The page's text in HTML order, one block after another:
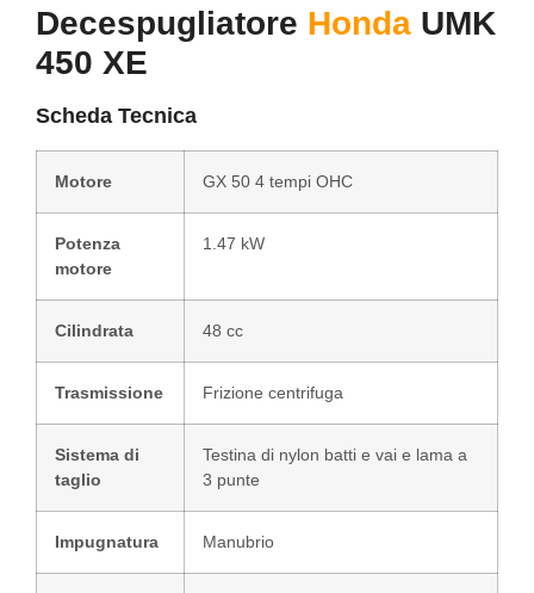
Decespugliatore Honda UMK
450 XE
Scheda Tecnica
Motore GX 50 4 tempi OHC
Potenza
motore
1.47 kW
Cilindrata 48 cc
Trasmissione Frizione centrifuga
Sistema di
taglio
Testina di nylon batti e vai e lama a
3 punte
Impugnatura Manubrio